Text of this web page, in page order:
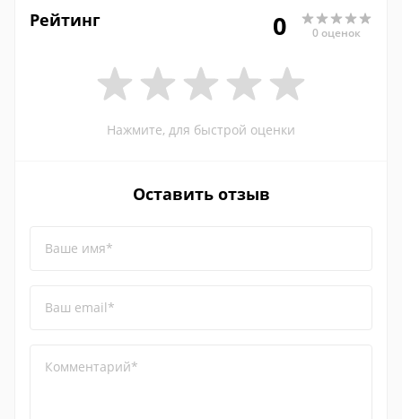
Рейтинг 0 0 оценок
Нажмите, для быстрой оценки
Оставить отзыв
Ваше имя*
Ваш email*
Комментарий*